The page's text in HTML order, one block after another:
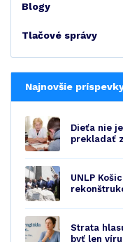
Blogy
Tlačové správy
Najnovšie
Dieťa nie
prekladať
UNLP
Strata
byť len